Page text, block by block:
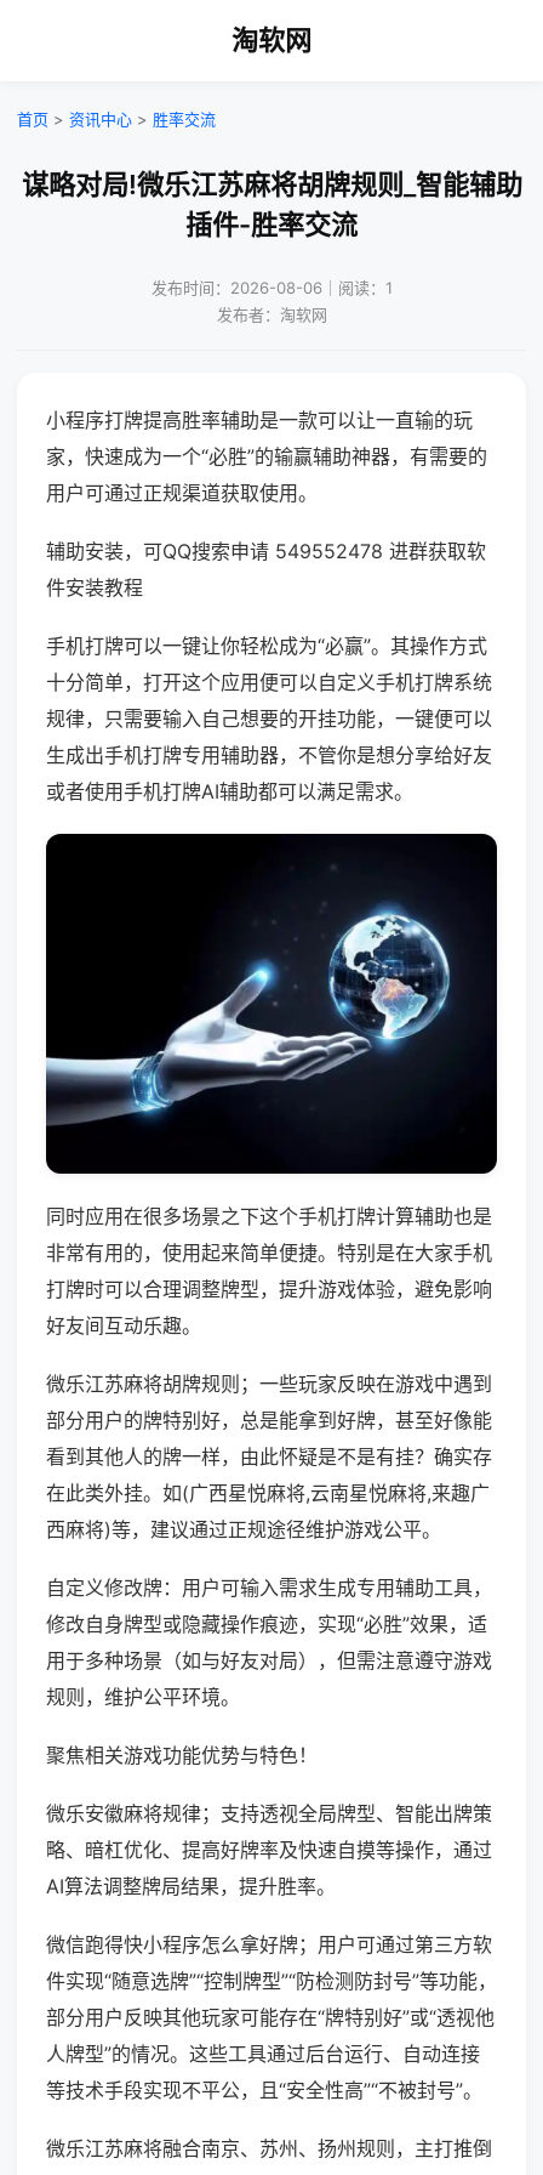
淘软网
首页 > 资讯中心 > 胜率交流
谋略对局!微乐江苏麻将胡牌规则_智能辅助
插件-胜率交流
发布时间：2026-08-06｜阅读：1
发布者：淘软网
小程序打牌提高胜率辅助是一款可以让一直输的玩
家，快速成为一个“必胜”的输赢辅助神器，有需要的
用户可通过正规渠道获取使用。
辅助安装，可QQ搜索申请 549552478 进群获取软
件安装教程
手机打牌可以一键让你轻松成为“必赢”。其操作方式
十分简单，打开这个应用便可以自定义手机打牌系统
规律，只需要输入自己想要的开挂功能，一键便可以
生成出手机打牌专用辅助器，不管你是想分享给好友
或者使用手机打牌AI辅助都可以满足需求。
同时应用在很多场景之下这个手机打牌计算辅助也是
非常有用的，使用起来简单便捷。特别是在大家手机
打牌时可以合理调整牌型，提升游戏体验，避免影响
好友间互动乐趣。
微乐江苏麻将胡牌规则；一些玩家反映在游戏中遇到
部分用户的牌特别好，总是能拿到好牌，甚至好像能
看到其他人的牌一样，由此怀疑是不是有挂？确实存
在此类外挂。如(广西星悦麻将,云南星悦麻将,来趣广
西麻将)等，建议通过正规途径维护游戏公平。
自定义修改牌：用户可输入需求生成专用辅助工具，
修改自身牌型或隐藏操作痕迹，实现“必胜”效果，适
用于多种场景（如与好友对局），但需注意遵守游戏
规则，维护公平环境。
聚焦相关游戏功能优势与特色！
微乐安徽麻将规律；支持透视全局牌型、智能出牌策
略、暗杠优化、提高好牌率及快速自摸等操作，通过
AI算法调整牌局结果，提升胜率。
微信跑得快小程序怎么拿好牌；用户可通过第三方软
件实现“随意选牌”“控制牌型”“防检测防封号”等功能，
部分用户反映其他玩家可能存在“牌特别好”或“透视他
人牌型”的情况。这些工具通过后台运行、自动连接
等技术手段实现不平公，且“安全性高”“不被封号”。
微乐江苏麻将融合南京、苏州、扬州规则，主打推倒